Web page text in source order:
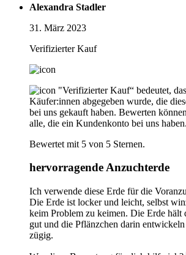
Alexandra Stadler
31. März 2023
Verifizierter Kauf
"Verifizierter Kauf“ bedeutet,
Käufer:innen abgegeben wurde, die
bei uns gekauft haben. Bewerten
alle, die ein Kundenkonto bei uns haben.
Bewertet mit 5 von 5 Sternen.
hervorragende Anzuchterde
Ich verwende diese Erde für die
Die Erde ist locker und leicht, selbst
keim Problem zu keimen. Die Erde hält
gut und die Pflänzchen darin
zügig.